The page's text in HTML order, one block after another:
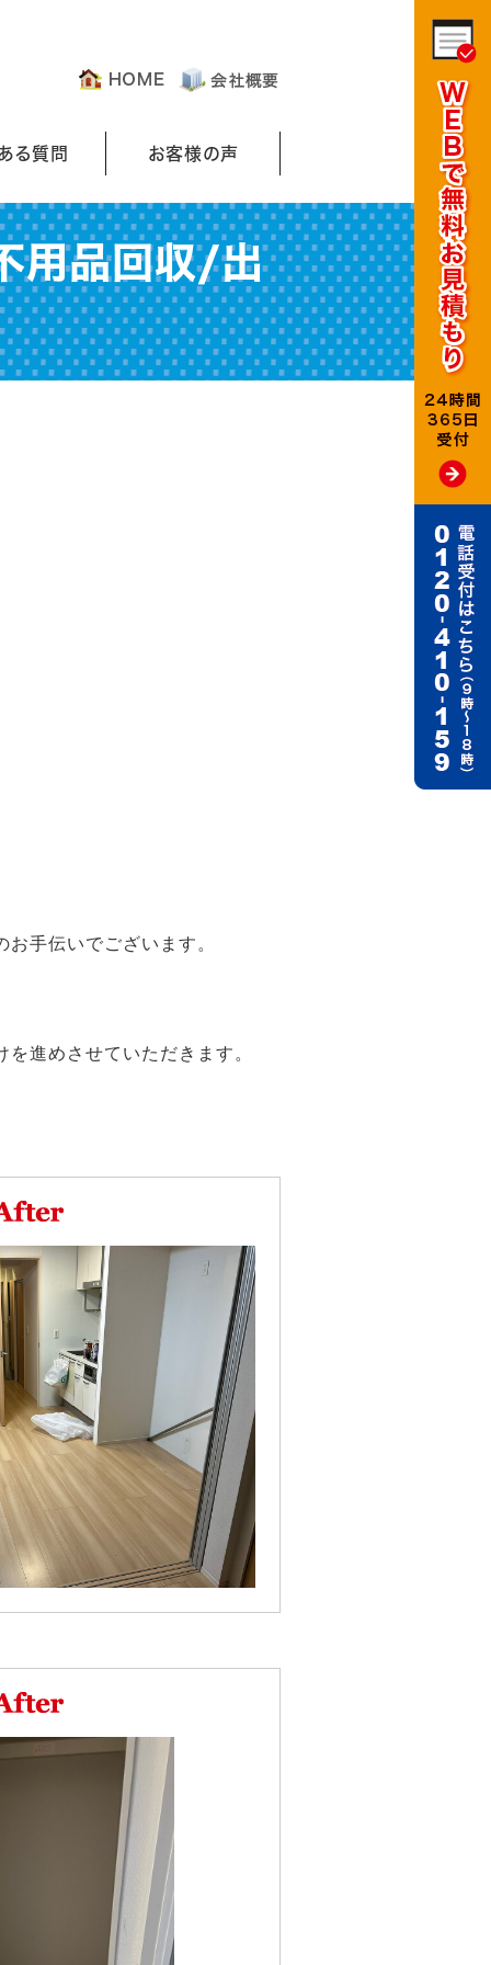
る質問 お客様の声
用品回収/出
手伝いでございます。
進めさせていただきます。